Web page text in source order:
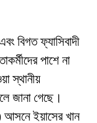
বিগত ফ্যাসিবাদী
পাশে না
স্থানীয়
জানা গেছে।
আসনে ইয়াসের খান